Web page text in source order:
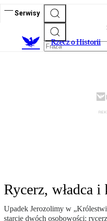
Serwisy
Rzecz o Historii
Rycerz, władca
Upadek Jerozolimy w
starcie dwóch osobowości: